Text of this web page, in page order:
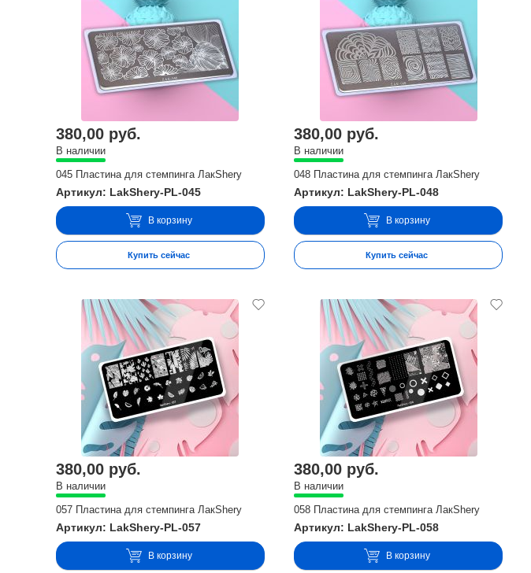
380,00 руб.
В наличии
045 Пластина для стемпинга ЛакShery
Артикул: LakShery-PL-045
В корзину
Купить сейчас
380,00 руб.
В наличии
048 Пластина для стемпинга ЛакShery
Артикул: LakShery-PL-048
В корзину
Купить сейчас
380,00 руб.
В наличии
057 Пластина для стемпинга ЛакShery
Артикул: LakShery-PL-057
В корзину
380,00 руб.
В наличии
058 Пластина для стемпинга ЛакShery
Артикул: LakShery-PL-058
В корзину